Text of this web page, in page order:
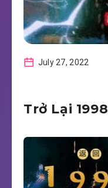
July 27, 2022
Trở Lại 1998